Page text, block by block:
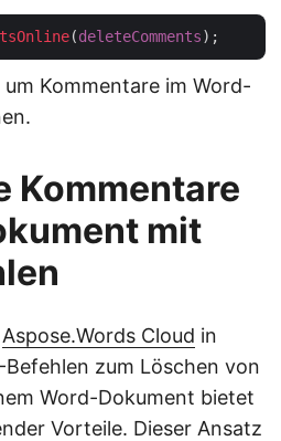
(deleteComments
um Kommentare im Word-
Kommentare
mit
Aspose.Words Cloud in
zum Löschen von
Word-Dokument bietet
Vorteile. Dieser Ansatz